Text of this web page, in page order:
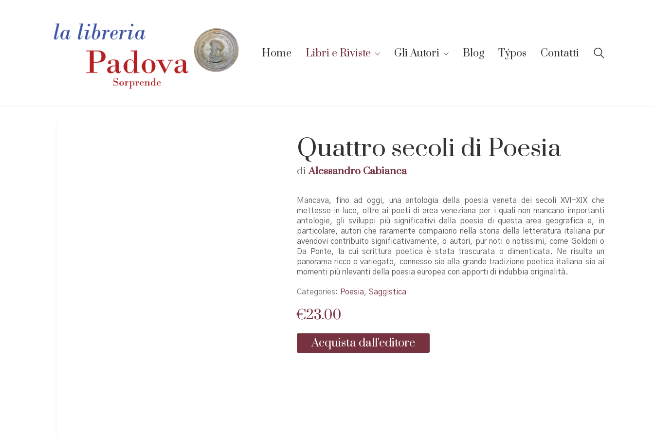
Home Libri e Riviste Gli Autori Blog Týpos Contatti
Quattro secoli di Poesia
diAlessandro Cabianca
Mancava, fino ad oggi, una antologia della poesia veneta dei secoli XVI-XIX che
mettesse in luce, oltre ai poeti di area veneziana per i quali non mancano importanti
antologie, gli sviluppi più significativi della poesia di questa area geografica e, in
particolare, autori che raramente compaiono nella storia della letteratura italiana pur
avendovi contribuito significativamente, o autori, pur noti o notissimi, come Goldoni o
Da Ponte, la cui scrittura poetica è stata trascurata o dimenticata. Ne risulta un
panorama ricco e variegato, connesso sia alla grande tradizione poetica italiana sia ai
momenti più rilevanti della poesia europea con apporti di indubbia originalità.
Categories: Poesia, Saggistica
€23.00
Acquista dall'editore